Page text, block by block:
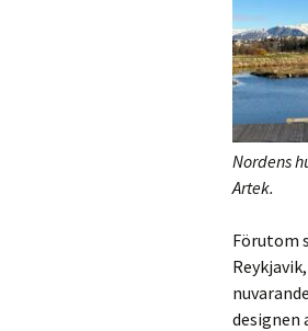
Nordens
Artek.
Förutom
designen